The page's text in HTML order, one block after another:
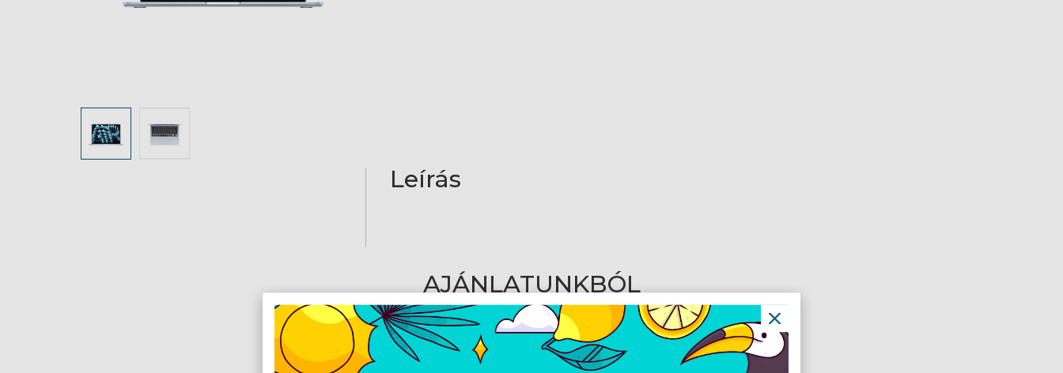
Leírás
AJÁNLATUNKBÓL